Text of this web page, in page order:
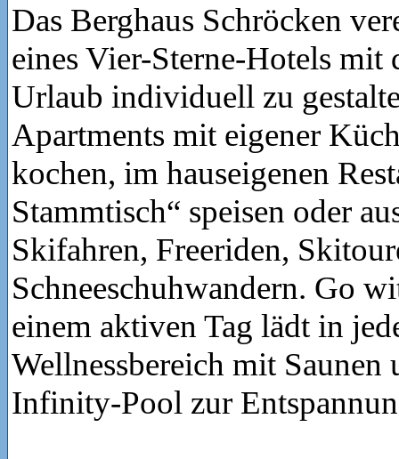
Das Berghaus Schröcken
eines Vier-Sterne-Hotels mit
Urlaub individuell zu
Apartments mit eigener
kochen, im hauseigenen
Stammtisch“ speisen oder
Skifahren, Freeriden,
Schneeschuhwandern. Go
einem aktiven Tag lädt in
Wellnessbereich mit Saunen
Infinity-Pool zur